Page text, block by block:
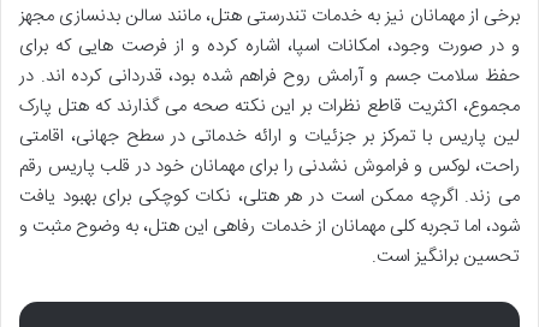
برخی از مهمانان نیز به خدمات تندرستی هتل، مانند سالن بدنسازی مجهز
و در صورت وجود، امکانات اسپا، اشاره کرده و از فرصت هایی که برای
حفظ سلامت جسم و آرامش روح فراهم شده بود، قدردانی کرده اند. در
مجموع، اکثریت قاطع نظرات بر این نکته صحه می گذارند که هتل پارک
لین پاریس با تمرکز بر جزئیات و ارائه خدماتی در سطح جهانی، اقامتی
راحت، لوکس و فراموش نشدنی را برای مهمانان خود در قلب پاریس رقم
می زند. اگرچه ممکن است در هر هتلی، نکات کوچکی برای بهبود یافت
شود، اما تجربه کلی مهمانان از خدمات رفاهی این هتل، به وضوح مثبت و
تحسین برانگیز است.